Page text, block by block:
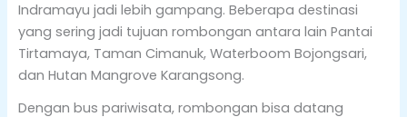
Indramayu jadi lebih gampang. Beberapa destinasi
yang sering jadi tujuan rombongan antara lain Pantai
Tirtamaya, Taman Cimanuk, Waterboom Bojongsari,
dan Hutan Mangrove Karangsong.
Dengan bus pariwisata, rombongan bisa datang